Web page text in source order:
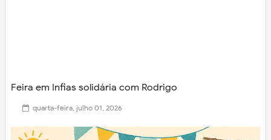
Feira em Infias solidária com Rodrigo
quarta-feira, julho 01, 2026